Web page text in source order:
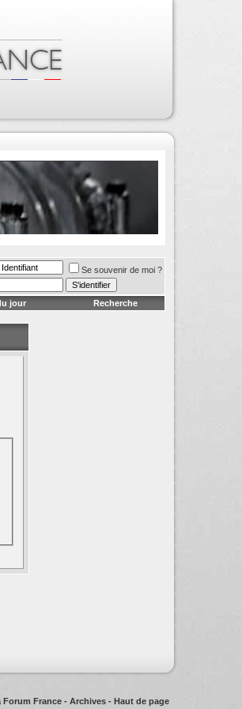
Se souvenir de moi ?
jour Recherche
Forum France - Archives - Haut de page